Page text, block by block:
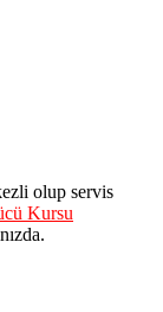
olup servis
Kursu